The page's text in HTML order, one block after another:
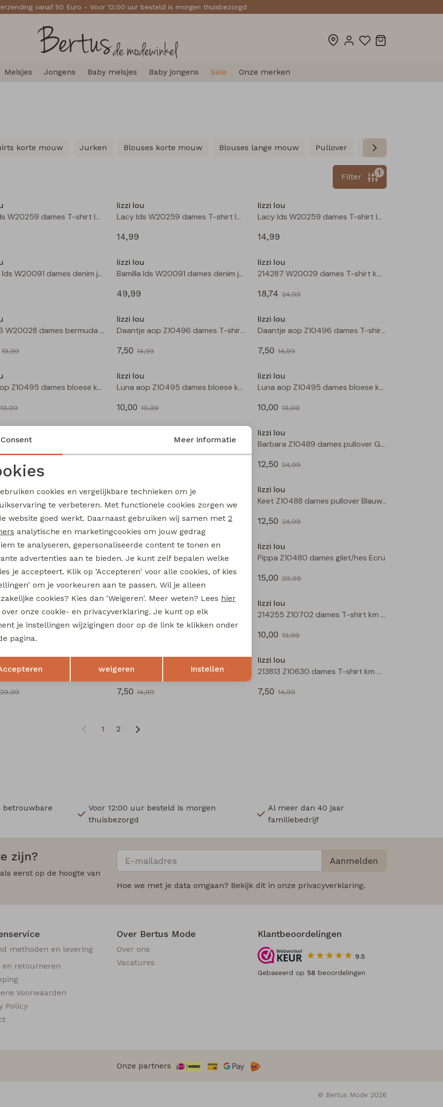
vanaf 50 Euro - Voor 12:00 uur besteld is morgen thuisbezorgd
Meisjes Jongens Baby meisjes Baby jongens Sale Onze merken
korte mouw Jurken Blouses korte mouw Blouses lange mouw Pullover Vesten
1
Filter
Lacy lds W20259 dames T-shirt lm Kit
lizzi lou
Lacy lds W20259 dames T-shirt lm Bruin donker
14,99
lizzi lou
Lacy lds W20259 dames T-shirt lm Wijnrood
14,99
Bamilla lds W20091 dames denim jack Kit
lizzi lou
Bamilla lds W20091 dames denim jack Bruin
49,99
lizzi lou
214287 W20029 dames T-shirt km Wijnrood
18,74 24,99
601976 W20028 dames bermuda Marine
19,99
lizzi lou
Daantje aop Z10496 dames T-shirt km Zwart
7,50 14,99
lizzi lou
Daantje aop Z10496 dames T-shirt km Kit
7,50 14,99
Luna aop Z10495 dames bloese km Zwart
19,99
lizzi lou
Luna aop Z10495 dames bloese km Kit
10,00 19,99
lizzi lou
Luna aop Z10495 dames bloese km Marine
10,00 19,99
17,99
lizzi lou
Barbara Z10489 dames pullover Geel
12,50 24,99
24,99
lizzi lou
12,50 24,99
lizzi lou
Keet Z10488 dames pullover Blauw licht
12,50 24,99
Lotti Z10479 dames pullover Groen mos
34,99
lizzi lou
Lotti Z10479 dames pullover Rood
17,50
lizzi lou
Pippa Z10480 dames gilet/hes Ecru
15,00 29,99
Sale
214255 Z10702 dames T-shirt km Geel
19,99
lizzi lou
lizzi lou
214255 Z10702 dames T-shirt km Groen mos
10,00 19,99
LW40606 Z10676 dames rok kort Zwart
29,99
lizzi lou
7,50 14,99
lizzi lou
213813 Z10630 dames T-shirt km Oranje
7,50 14,99
1 2
betrouwbare
Voor 12:00 uur besteld is morgen
thuisbezorgd
Al meer dan 40 jaar
familiebedrijf
zijn?
eerst op de hoogte van
Aanmelden
Hoe we met je data omgaan? Bekijk dit in onze privacyverklaring.
methoden en levering
en retourneren
Voorwaarden
Policy
Over Bertus Mode
Over ons
Vacatures
Klantbeoordelingen
9.5
Gebaseerd op 58 beoordelingen
Onze partners
© Bertus Mode 2026
cookies
cookies Marketing cookies
Terug Opslaan
Consent Meer informatie
cookies en vergelijkbare technieken om je
te verbeteren. Met functionele cookies zorgen we
website goed werkt. Daarnaast gebruiken wij samen met 2
analytische en marketingcookies om jouw gedrag
te analyseren, gepersonaliseerde content te tonen en
advertenties aan te bieden. Je kunt zelf bepalen welke
je accepteert. Klik op 'Accepteren' voor alle cookies, of kies
om je voorkeuren aan te passen. Wil je alleen
cookies? Kies dan 'Weigeren'. Meer weten? Lees hier
over onze cookie- en privacyverklaring. Je kunt op elk
je instellingen wijzigingen door op de link te klikken onder
pagina.
weigeren Instellen